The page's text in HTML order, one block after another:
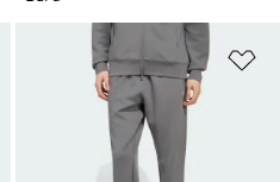
Tambahkan ke Wishlist